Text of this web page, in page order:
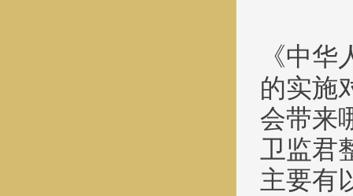
《中
的实施
会带来
卫监君
主要有